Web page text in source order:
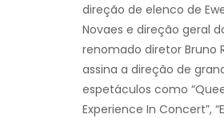
direção de elenco de
Novaes e direção geral
renomado diretor Bruno
assina a direção de
espetáculos como
Experience In Concert”,